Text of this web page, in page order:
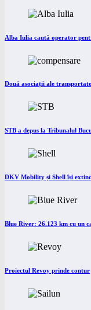
Alba Iulia caută operator
Două asociații ale
STB a depus la Tribunalul
DKV Mobility și Shell își
Blue River: 26.123 km cu un
Proiectul Revoy prinde contur